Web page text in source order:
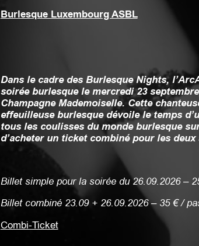
Burlesque Luxembourg ASBL
Dans le cadre des Burlesque Nights,
soirée burlesque le mercredi 23
Champagne Mademoiselle. Cette
effeuilleuse burlesque dévoile le temps
tous les coulisses du monde burlesque
d’acheter un ticket combiné pour les deux
Billet simple pour la soirée du 26.09.2026 –
Billet combiné 23.09 + 26.09.2026 – 35 € /
Combi-Ticket